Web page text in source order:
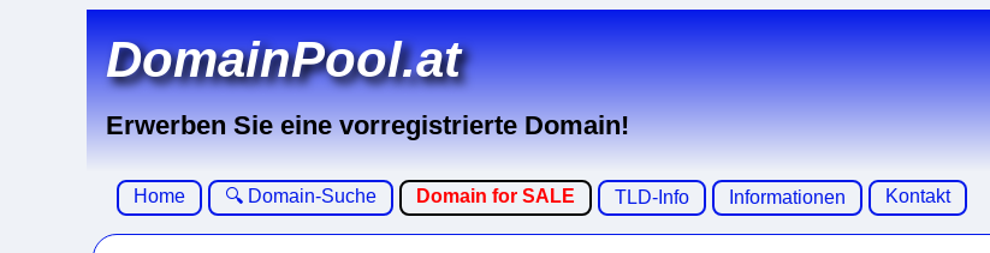
DomainPool.at
Erwerben Sie eine vorregistrierte Domain!
Home 🔍 Domain-Suche Domain for SALE TLD-Info Informationen Kontakt